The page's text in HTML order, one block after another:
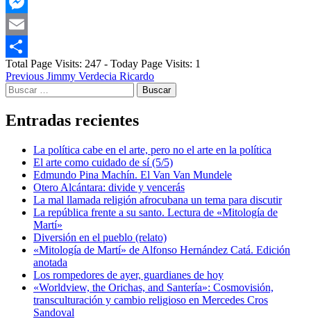
Messenger
Email
Compartir
Total Page Visits: 247 - Today Page Visits: 1
Post
navigation
Previous Jimmy Verdecia Ricardo
Buscar:
Entradas recientes
La política cabe en el arte, pero no el arte en la política
El arte como cuidado de sí (5/5)
Edmundo Pina Machín. El Van Van Mundele
Otero Alcántara: divide y vencerás
La mal llamada religión afrocubana un tema para discutir
La república frente a su santo. Lectura de «Mitología de
Martí»
Diversión en el pueblo (relato)
«Mitología de Martí» de Alfonso Hernández Catá. Edición
anotada
Los rompedores de ayer, guardianes de hoy
«Worldview, the Orichas, and Santería»: Cosmovisión,
transculturación y cambio religioso en Mercedes Cros
Sandoval